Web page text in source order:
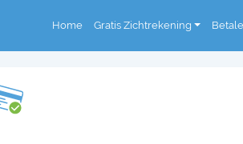
Home Gratis Zichtrekening